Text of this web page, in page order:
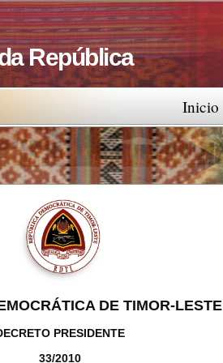
República
Inicio
DE TIMOR-LESTE
PRESIDENTE
33/2010